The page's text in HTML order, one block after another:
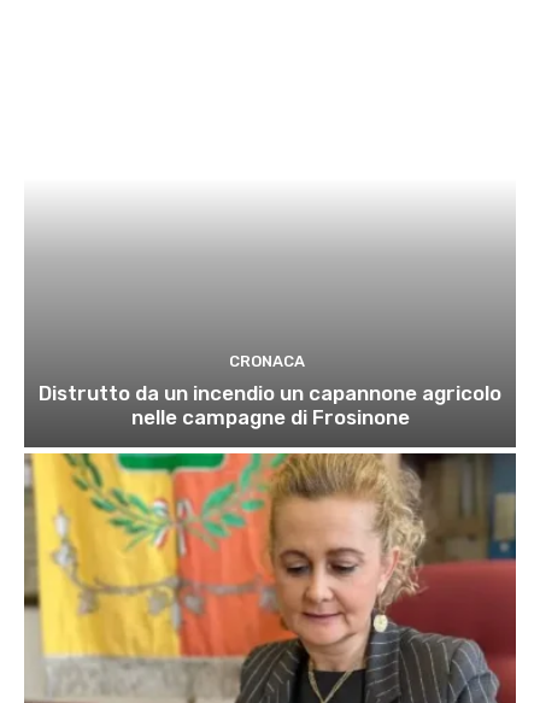
CRONACA
Distrutto da un incendio un capannone agricolo
nelle campagne di Frosinone